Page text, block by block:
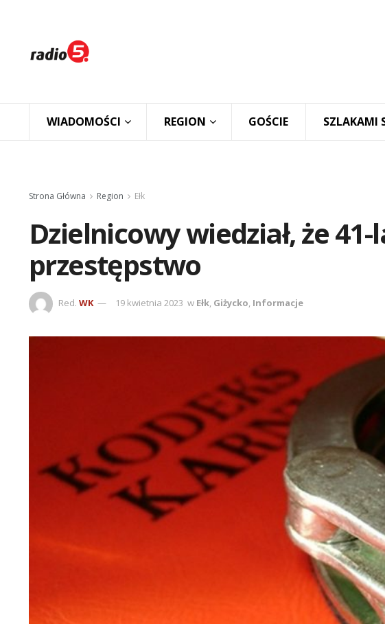
WIADOMOŚCI REGION GOŚCIE SZLAKAMI
Strona Główna Region Ełk
Dzielnicowy wiedział, że
przestępstwo
Red. WK 19 kwietnia 2023 w Ełk, Giżycko, Informacje